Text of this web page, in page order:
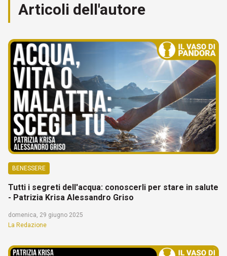
Articoli dell'autore
BENESSERE
Tutti i segreti dell'acqua: conoscerli per stare in salute
- Patrizia Krisa Alessandro Griso
domenica, 29 giugno 2025
La Redazione